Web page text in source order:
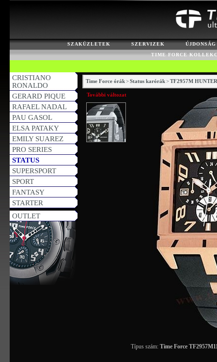
SZAKÜZLETEK SZERVIZEK
ÚJDONSÁG
TIME FORCE
CRISTIANO
RONALDO
GERARD PIQUE
RAFAEL NADAL
PAU GASOL
ELSA PATAKY
EMILY SUAREZ
PRO SERIES
STATUS
SUPERSPORT
SPORT
FANTASY
STARTER
OUTLET
Time Force órák>Status karórák>TF2957M
További változat
Típus szám: Time Force